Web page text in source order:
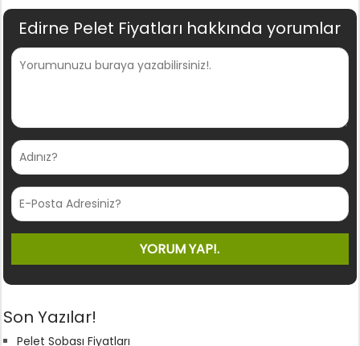
Edirne Pelet Fiyatları hakkında yorumlar
Son Yazılar!
Pelet Sobası Fiyatları